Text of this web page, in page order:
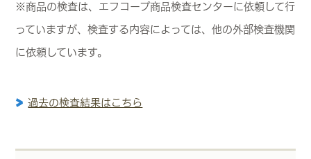
※商品の検査は、エフコープ商品検査センターに依頼して行
っていますが、検査する内容によっては、他の外部検査機関
に依頼しています。
過去の検査結果はこちら